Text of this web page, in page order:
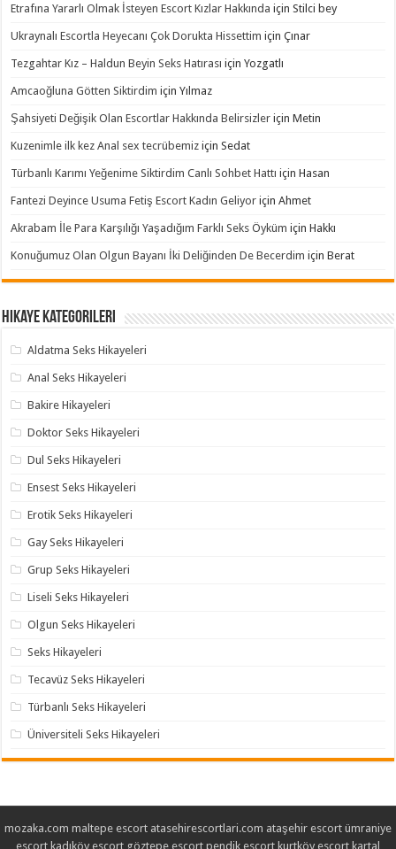
Etrafına Yararlı Olmak İsteyen Escort Kızlar Hakkında içinStilci bey
Ukraynalı Escortla Heyecanı Çok Dorukta Hissettim içinÇınar
Tezgahtar Kız – Haldun Beyin Seks Hatırası içinYozgatlı
Amcaoğluna Götten Siktirdim içinYılmaz
Şahsiyeti Değişik Olan Escortlar Hakkında Belirsizler içinMetin
Kuzenimle ilk kez Anal sex tecrübemiz içinSedat
Türbanlı Karımı Yeğenime Siktirdim Canlı Sohbet Hattı içinHasan
Fantezi Deyince Usuma Fetiş Escort Kadın Geliyor içinAhmet
Akrabam İle Para Karşılığı Yaşadığım Farklı Seks Öyküm içinHakkı
Konuğumuz Olan Olgun Bayanı İki Deliğinden De Becerdim içinBerat
Hikaye Kategorileri
Aldatma Seks Hikayeleri
Anal Seks Hikayeleri
Bakire Hikayeleri
Doktor Seks Hikayeleri
Dul Seks Hikayeleri
Ensest Seks Hikayeleri
Erotik Seks Hikayeleri
Gay Seks Hikayeleri
Grup Seks Hikayeleri
Liseli Seks Hikayeleri
Olgun Seks Hikayeleri
Seks Hikayeleri
Tecavüz Seks Hikayeleri
Türbanlı Seks Hikayeleri
Üniversiteli Seks Hikayeleri
mozaka.com maltepe escort atasehirescortlari.com ataşehir escort ümraniye
escort kadıköy escort göztepe escort pendik escort kurtköy escort kartal